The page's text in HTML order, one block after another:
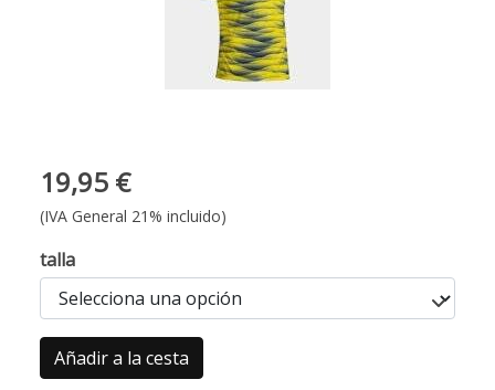
19,95 €
(IVA General 21% incluido)
talla
Añadir a la cesta